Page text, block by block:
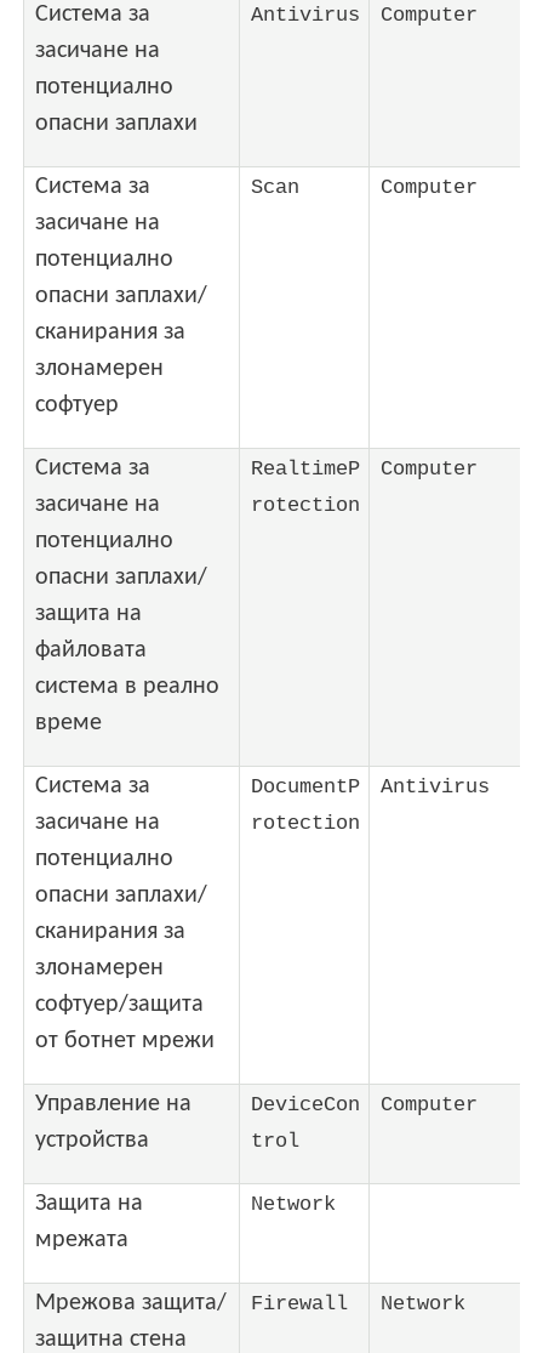
Система за
засичане на
потенциално
опасни заплахи
Antivirus Computer
Система за
засичане на
потенциално
опасни заплахи/
сканирания за
злонамерен
софтуер
Scan Computer
Система за
засичане на
потенциално
опасни заплахи/
защита на
файловата
система в реално
време
RealtimeP
rotection
Computer
Система за
засичане на
потенциално
опасни заплахи/
сканирания за
злонамерен
софтуер/защита
от ботнет мрежи
DocumentP
rotection
Antivirus
Управление на
устройства
DeviceCon
trol
Computer
Защита на
мрежата
Network
Мрежова защита/
защитна стена
Firewall Network